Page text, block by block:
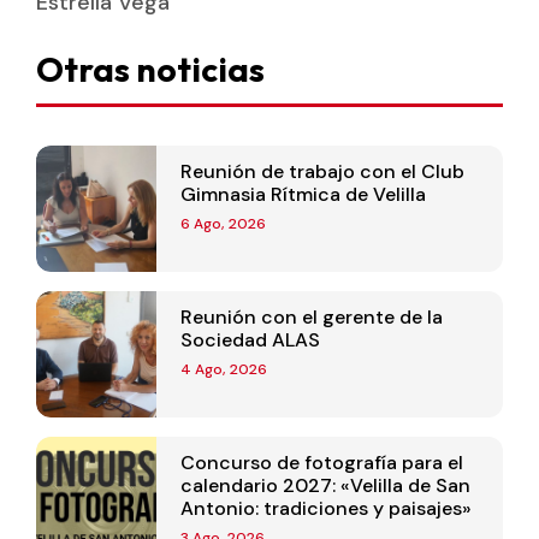
Otras noticias
Reunión de trabajo con el Club
Gimnasia Rítmica de Velilla
6 Ago, 2026
Reunión con el gerente de la
Sociedad ALAS
4 Ago, 2026
Concurso de fotografía para el
calendario 2027: «Velilla de San
Antonio: tradiciones y paisajes»